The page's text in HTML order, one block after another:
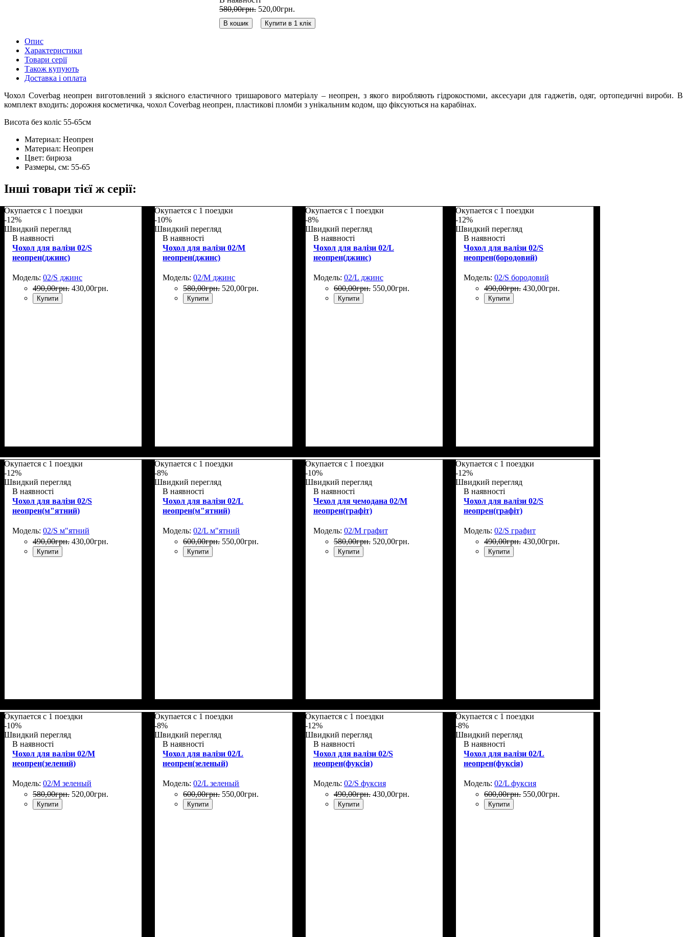
580,00грн. 520,00грн.
В кошик Купити в 1 клік
Опис
Характеристики
Товари серії
Також купують
Доставка і оплата
Чохол Coverbag неопрен виготовлений з якісного еластичного тришарового матеріалу – неопрен, з якого виробляють гідрокостюми, аксесуари для гаджетів, одяг, ортопедичні вироби. В
комплект входить: дорожня косметичка, чохол Coverbag неопрен, пластикові пломби з унікальним кодом, що фіксуються на карабінах.
Висота без коліс 55-65см
Материал: Неопрен
Материал: Неопрен
Цвет: бирюза
Размеры, см: 55-65
Інші товари тієї ж серії:
Окупается с 1 поездки
-12%
Швидкий перегляд
В наявності
Чохол для валізи 02/S
неопрен(джинс)
Модель: 02/S джинс
490,00грн. 430,00грн.
Купити
Окупается с 1 поездки
-10%
Швидкий перегляд
В наявності
Чохол для валізи 02/M
неопрен(джинс)
Модель:02/M джинс
580,00грн. 520,00грн.
Купити
Окупается с 1 поездки
-8%
Швидкий перегляд
В наявності
Чохол для валізи 02/L
неопрен(джинс)
Модель: 02/L джинс
600,00грн. 550,00грн.
Купити
Окупается с 1 поездки
-12%
Швидкий перегляд
В наявності
Чохол для валізи 02/S
неопрен(бородовий)
Модель:02/S бородовий
490,00грн. 430,00грн.
Купити
Окупается с 1 поездки
-12%
Швидкий перегляд
В наявності
Чохол для валізи 02/S
неопрен(м"ятний)
Модель: 02/S м"ятний
490,00грн. 430,00грн.
Купити
Окупается с 1 поездки
-8%
Швидкий перегляд
В наявності
Чохол для валізи 02/L
неопрен(м"ятний)
Модель:02/L м"ятний
600,00грн. 550,00грн.
Купити
Окупается с 1 поездки
-10%
Швидкий перегляд
В наявності
Чехол для чемодана 02/M
неопрен(графіт)
Модель: 02/M графит
580,00грн. 520,00грн.
Купити
Окупается с 1 поездки
-12%
Швидкий перегляд
В наявності
Чохол для валізи 02/S
неопрен(графіт)
Модель:02/S графит
490,00грн. 430,00грн.
Купити
Окупается с 1 поездки
-10%
Швидкий перегляд
В наявності
Чохол для валізи 02/M
неопрен(зелений)
Модель: 02/M зеленый
580,00грн. 520,00грн.
Купити
Окупается с 1 поездки
-8%
Швидкий перегляд
В наявності
Чохол для валізи 02/L
неопрен(зеленый)
Модель:02/L зеленый
600,00грн. 550,00грн.
Купити
Окупается с 1 поездки
-12%
Швидкий перегляд
В наявності
Чохол для валізи 02/S
неопрен(фуксія)
Модель: 02/S фуксия
490,00грн. 430,00грн.
Купити
Окупается с 1 поездки
-8%
Швидкий перегляд
В наявності
Чохол для валізи 02/L
неопрен(фуксія)
Модель:02/L фуксия
600,00грн. 550,00грн.
Купити